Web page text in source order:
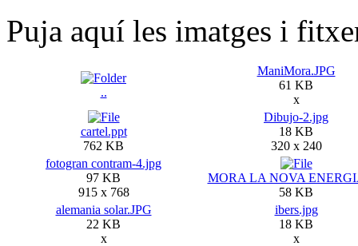
Puja aquí les imatges i
..
ManiMora.JPG
61 KB
x
cartel.ppt
762 KB
Dibujo-2.jpg
18 KB
320 x 240
fotogran contram-4.jpg
97 KB
915 x 768
MORA LA NOVA
58 KB
alemania solar.JPG
22 KB
x
ibers.jpg
18 KB
x